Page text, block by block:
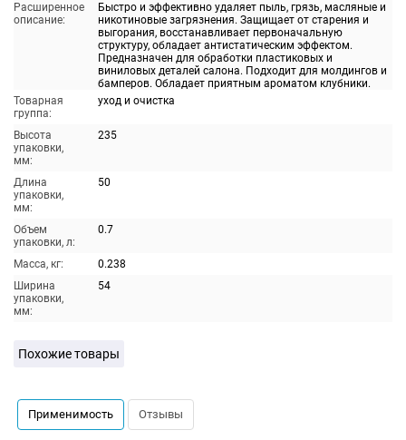
Расширенное
описание:
Быстро и эффективно удаляет пыль, грязь, масляные и
никотиновые загрязнения. Защищает от старения и
выгорания, восстанавливает первоначальную
структуру, обладает антистатическим эффектом.
Предназначен для обработки пластиковых и
виниловых деталей салона. Подходит для молдингов и
бамперов. Обладает приятным ароматом клубники.
Товарная
группа:
уход и очистка
Высота
упаковки,
мм:
235
Длина
упаковки,
мм:
50
Объем
упаковки, л:
0.7
Масса, кг:
0.238
Ширина
упаковки,
мм:
54
Похожие товары
Применимость Отзывы